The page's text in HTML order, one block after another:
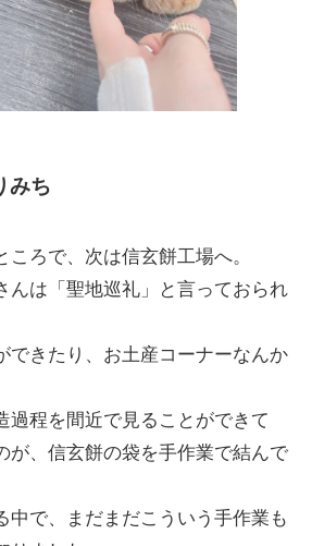
みち
ころで、次は信玄餅工場へ。
んは「聖地巡礼」と言っておられ
できたり、お土産コーナーなんか
過程を間近で見ることができて
が、信玄餅の袋を手作業で結んで
中で、まだまだこういう手作業も